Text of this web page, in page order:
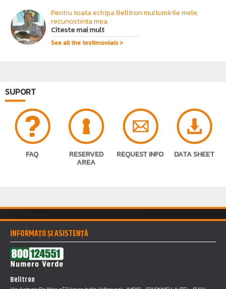
Pentru toata echipa Belltron multumirile mele,
recunostinta mea.
Citeste mai mult
See all the testimonials >
SUPORT
FAQ RESERVED
AREA
REQUEST INFO DATA SHEET
INFORMAȚII ȘI ASISTENȚĂ
Belltron